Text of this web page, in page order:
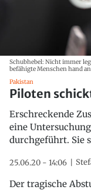
Schubhebel: Nicht immer
befähigte Menschen hand
Pakistan
Piloten
Erschreckende
eine
durchgeführt. Sie
25.06.20 - 14:06
Der tragische